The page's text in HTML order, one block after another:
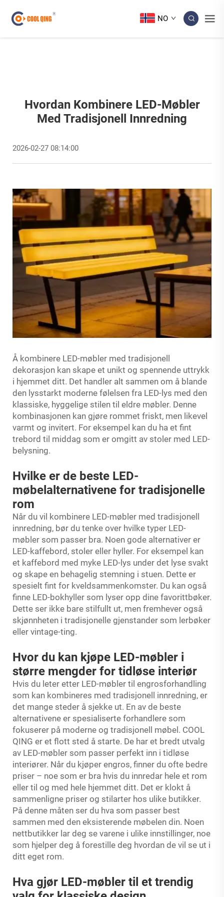
NO
Hvordan Kombinere LED-Møbler
Med Tradisjonell Innredning
2026-02-27 08:14:00
Å kombinere LED-møbler med tradisjonell
dekorasjon kan skape et unikt og spennende uttrykk
i hjemmet ditt. Det handler alt sammen om å blande
den lysstarkt moderne følelsen fra LED-lys med den
klassiske, hyggelige stilen til eldre møbler. Denne
kombinasjonen kan gjøre rommet friskt, men likevel
varmt og invitert. For eksempel kan du ha et fint
trebord til middag som er omgitt av stoler med LED-
belysning.
Hvilke er de beste LED-
møbelalternativene for tradisjonelle
rom
Når du vil kombinere LED-møbler med tradisjonell
innredning, bør du tenke over hvilke typer LED-
møbler som passer bra. Noen gode alternativer er
LED-kaffebord, stoler eller hyller. For eksempel kan
et kaffebord med myke LED-lys under det lyse svakt
og skape en behagelig stemning i stuen. Dette er
spesielt fint for kveldsammenkomster. Du kan også
finne LED-bokhyller som lyser opp dine favorittbøker.
Dette ser ikke bare stilfullt ut, men fremhever også
skjønnheten i tradisjonelle gjenstander som lerbøker
eller vintage-ting.
Hvor du kan kjøpe LED-møbler i
større mengder for tidløse interiør
Hvis du leter etter LED-møbler til engrosforhandling
som kan kombineres med tradisjonell innredning, er
det mange steder å sjekke ut. En av de beste
alternativene er spesialiserte forhandlere som
fokuserer på moderne og tradisjonell møbel. COOL
QING er et flott sted å starte. De har et bredt utvalg
av LED-møbler som passer perfekt inn i tidløse
interiører. Når du kjøper engros, finner du ofte bedre
priser – noe som er bra hvis du innredar hele et rom
eller til og med hele hjemmet ditt. Det er klokt å
sammenligne priser og stilarter hos ulike butikker.
På denne måten ser du hva som passer best
sammen med den eksisterende møbelen din. Noen
nettbutikker lar deg se varene i ulike innstillinger, noe
som hjelper deg å forestille deg hvordan de vil se ut i
ditt eget rom.
Hva gjør LED-møbler til et trendig